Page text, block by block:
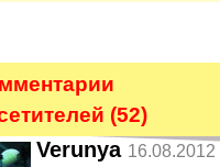
(52)
Verunya 16.08.2012